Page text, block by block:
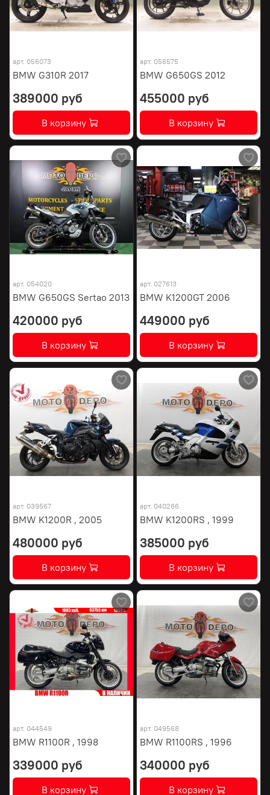
арт. 056073
BMW G310R 2017
389000 руб
В корзину
арт. 056575
BMW G650GS 2012
455000 руб
В корзину
арт. 054020
BMW G650GS Sertao 2013
420000 руб
В корзину
арт. 027613
BMW K1200GT 2006
449000 руб
В корзину
арт. 039567
BMW K1200R , 2005
480000 руб
В корзину
арт. 040266
BMW K1200RS , 1999
385000 руб
В корзину
арт. 044549
BMW R1100R , 1998
339000 руб
В корзину
арт. 049568
BMW R1100RS , 1996
340000 руб
В корзину